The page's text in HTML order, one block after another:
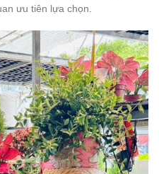
ưu tiên lựa chọn.